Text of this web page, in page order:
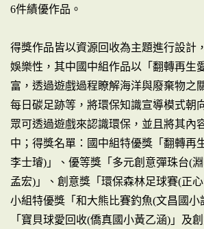
6件績優作品。
得獎作品皆以資源回收為主題進行設計
娛樂性，其中國中組作品以「翻轉再生
富，透過遊戲過程瞭解海洋與廢棄物之
每日碳足跡等，將環保知識宣導模式朝
眾可透過遊戲來認識環保，並且將其內
中；得獎名單：國中組特優獎「翻轉再
李士璿)」、優等獎「多元創意彈珠台(
孟宏)」、創意獎「環保森林足球賽(正
小組特優獎「和大熊比賽釣魚(文昌國小
「寶貝球愛回收(僑真國小黃乙涵)」及